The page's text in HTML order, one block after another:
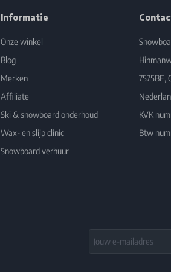
Informatie
Onze winkel
Blog
Merken
Affiliate
Ski & snowboard onderhoud
Wax- en slijp clinic
Snowboard verhuur
7575BE,
KVK
Btw
Email Address